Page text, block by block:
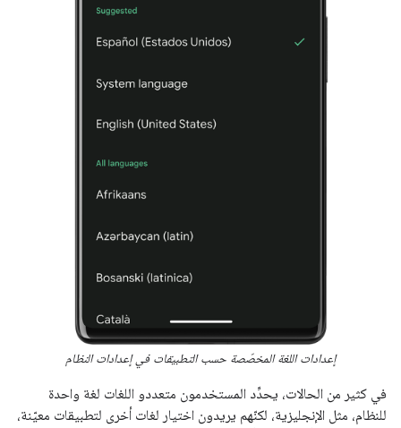
إعدادات اللغة المخصّصة حسب التطبيقات في إعدادات النظام
في كثير من الحالات، يحدِّد المستخدمون متعددو اللغات لغة واحدة
للنظام، مثل الإنجليزية، لكنّهم يريدون اختيار لغات أخرى لتطبيقات معيّنة،